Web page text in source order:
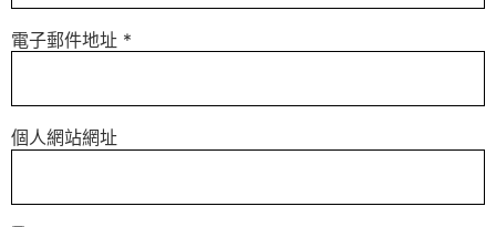
電子郵件地址 *
個人網站網址